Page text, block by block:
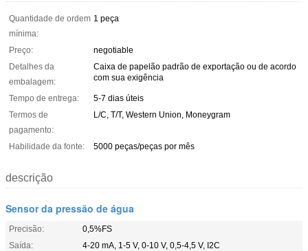
Quantidade de ordem
mínima:
1 peça
Preço:
negotiable
Detalhes da
embalagem:
Caixa de papelão padrão de exportação ou de acordo
com sua exigência
Tempo de entrega:
5-7 dias úteis
Termos de
pagamento:
L/C, T/T, Western Union, Moneygram
Habilidade da fonte: 5000 peças/peças por mês
descrição
Sensor da pressão de água
Precisão:
0,5%FS
Saída:
4-20 mA, 1-5 V, 0-10 V, 0,5-4,5 V, I2C